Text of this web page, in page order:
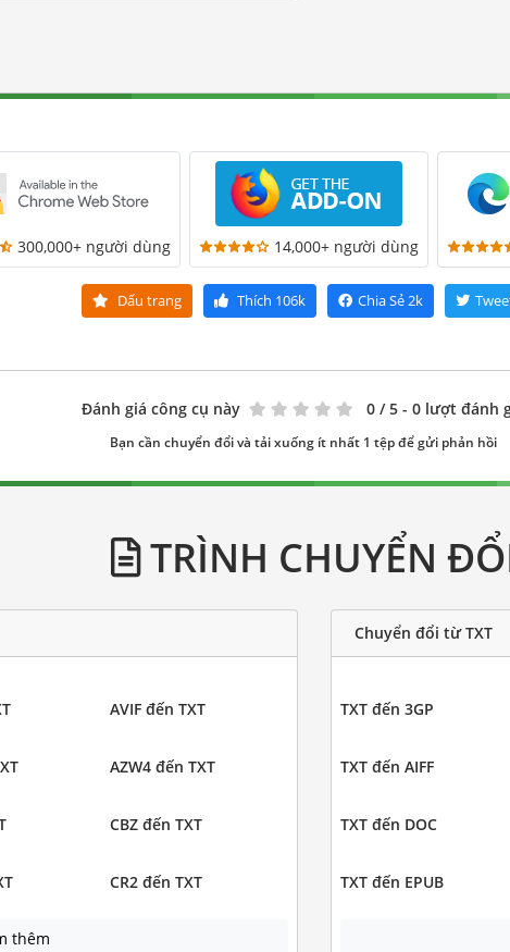
300,000+ người dùng 14,000+ người dùng
Dấu trang Thích 106k Chia Sẻ2k
Đánh giá công cụ này 0 / 5 - 0 lượt đánh
Bạn cần chuyển đổi và tải xuống ít nhất 1 tệp để gửi phản hồi
TRÌNH CHUYỂN
AVIF đến TXT
AZW4 đến TXT
CBZ đến TXT
CR2 đến TXT
thêm
Chuyển đổi từ TXT
TXT đến 3GP
TXT đến AIFF
TXT đến DOC
TXT đến EPUB